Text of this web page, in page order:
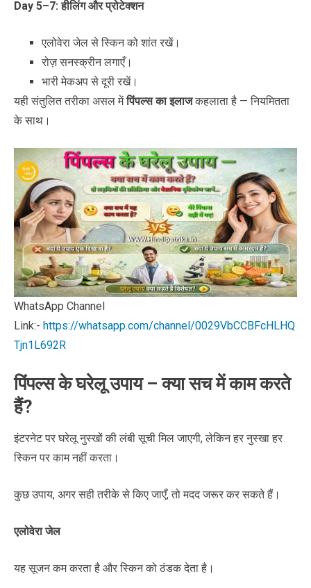
Day 5–7:हीलिंग और प्रोटेक्शन
एलोवेरा जेल से स्किन को शांत रखें।
रोज़ सनस्क्रीन लगाएँ।
भारी मेकअप से दूरी रखें।
यही संतुलित तरीका असल मेंपिंपल्स का इलाजकहलाता है — नियमितता
के साथ।
WhatsApp Channel
Link:- https://whatsapp.com/channel/0029VbCCBFcHLHQ
Tjn1L692R
पिंपल्स के घरेलू उपाय – क्या सच में काम करते
हैं?
इंटरनेट पर घरेलू नुस्खों की लंबी सूची मिल जाएगी, लेकिन हर नुस्खा हर
स्किन पर काम नहीं करता।
कुछ उपाय, अगर सही तरीके से किए जाएँ, तो मदद जरूर कर सकते हैं।
एलोवेरा जेल
यह सूजन कम करता है और स्किन को ठंडक देता है।